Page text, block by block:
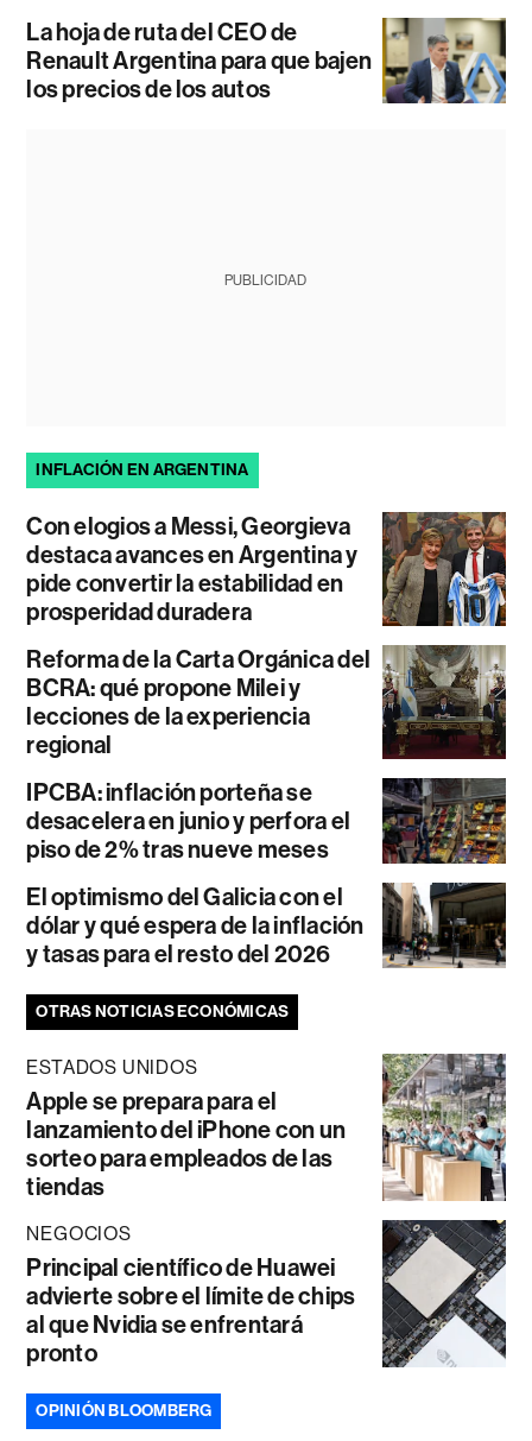
La hoja de ruta del CEO de
Renault Argentina para que bajen
los precios de los autos
PUBLICIDAD
INFLACIÓN EN ARGENTINA
Con elogios a Messi, Georgieva
destaca avances en Argentina y
pide convertir la estabilidad en
prosperidad duradera
Reforma de la Carta Orgánica del
BCRA: qué propone Milei y
lecciones de la experiencia
regional
IPCBA: inflación porteña se
desacelera en junio y perfora el
piso de 2% tras nueve meses
El optimismo del Galicia con el
dólar y qué espera de la inflación
y tasas para el resto del 2026
OTRAS NOTICIAS ECONÓMICAS
ESTADOS UNIDOS
Apple se prepara para el
lanzamiento del iPhone con un
sorteo para empleados de las
tiendas
NEGOCIOS
Principal científico de Huawei
advierte sobre el límite de chips
al que Nvidia se enfrentará
pronto
OPINIÓN BLOOMBERG